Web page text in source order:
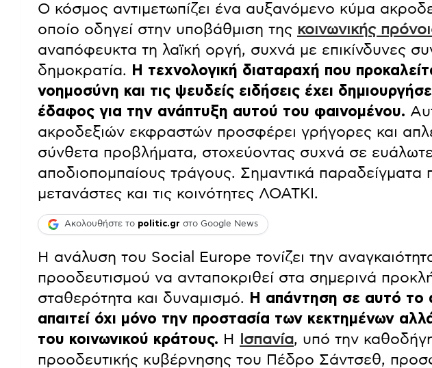
Ο κόσμος αντιμετωπίζει ένα αυξανόμενο κύμα
οποίο οδηγεί στην υποβάθμιση της κοινωνικής
αναπόφευκτα τη λαϊκή οργή, συχνά με επικίνδυνες
δημοκρατία.
Η τεχνολογική διαταραχή που
νοημοσύνη και τις ψευδείς ειδήσεις έχει
έδαφος για την ανάπτυξη αυτού του φαινομένου.
ακροδεξιών εκφραστών προσφέρει γρήγορες και
σύνθετα προβλήματα, στοχεύοντας συχνά σε
αποδιοπομπαίους τράγους. Σημαντικά παραδείγματα
μετανάστες και τις κοινότητες ΛΟΑΤΚΙ.
Ακολουθήστε το politic.gr στο Google News
Η ανάλυση του Social Europe τονίζει την
προοδευτισμού να ανταποκριθεί στα σημερινά
σταθερότητα και δυναμισμό.
Η απάντηση σε αυτό το
απαιτεί όχι μόνο την προστασία των κεκτημένων
του κοινωνικού κράτους. Η Ισπανία, υπό την
προοδευτικής κυβέρνησης του Πέδρο Σάντσεθ,